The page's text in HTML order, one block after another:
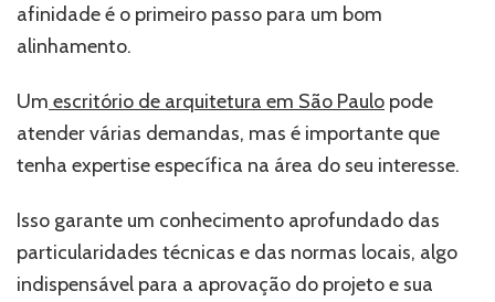
afinidade é o primeiro passo para um bom
alinhamento.
Um escritório de arquitetura em São Paulo pode
atender várias demandas, mas é importante que
tenha expertise específica na área do seu interesse.
Isso garante um conhecimento aprofundado das
particularidades técnicas e das normas locais, algo
indispensável para a aprovação do projeto e sua